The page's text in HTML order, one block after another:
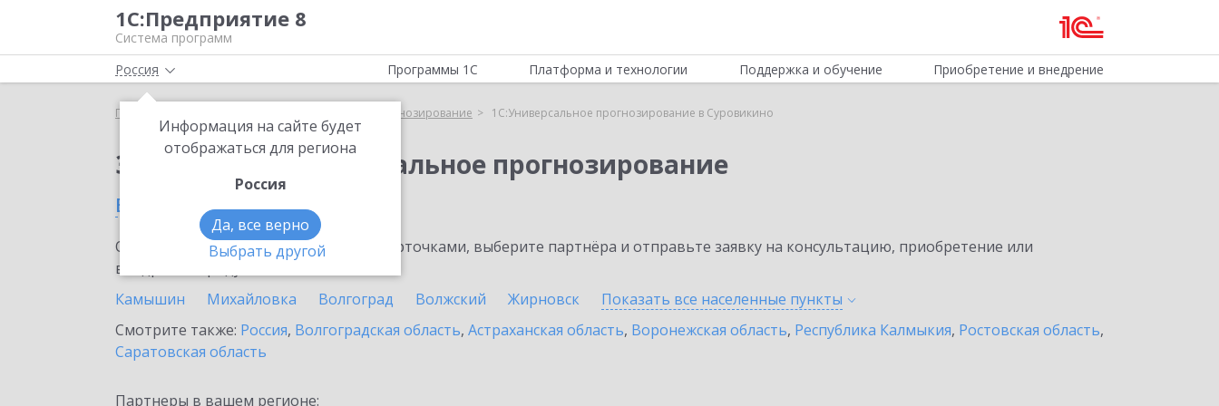
1С:Предприятие 8
Система программ
Россия
Информация на сайте будет
отображаться для региона
Россия
Да, все верно
Выбрать другой
Программы 1С Платформа и технологии Поддержка и обучение Приобретение и внедрение
Главная 1С:Универсальное прогнозирование 1С:Универсальное прогнозирование в Суровикино
Заказать 1С:Универсальное прогнозирование
в Суровикино
Ознакомьтесь с информационными карточками, выберите партнёра и отправьте заявку на консультацию, приобретение или
внедрение продукта.
Камышин
Михайловка Волгоград Волжский Жирновск Показать все населенные пункты
Смотрите также: Россия, Волгоградская область, Астраханская область, Воронежская область, Республика Калмыкия, Ростовская область,
Саратовская область
Партнеры в вашем регионе: